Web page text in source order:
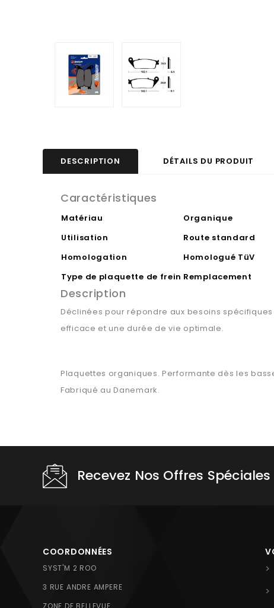
DESCRIPTION DÉTAILS DU PRODUIT
Caractéristiques
Matériau
Organique
Utilisation
Route standard
Homologation
Homologué TüV
Type de plaquette de frein Remplacement
Description
Déclinées pour répondre aux besoins
efficace et une durée de vie optimale.
Plaquettes organiques. Performante dès les
Fabriqué au Danemark.
Recevez Nos Offres Spéciales
COORDONNÉES
SYST'M 2 ROO
3 RUE ANDRE AMPERE
ZONE DE BELLEVUE